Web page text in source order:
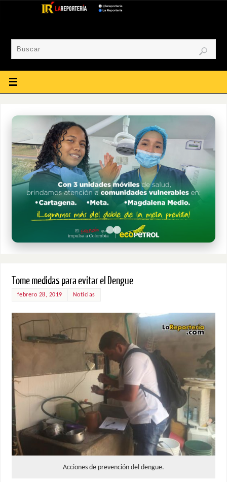
Tome medidas para evitar el Dengue
febrero 28, 2019 Noticias
Acciones de prevención del dengue.